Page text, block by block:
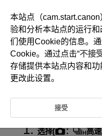
D095-067
高速显示
高速显示可用。显示的响应速
选择[ ： 高
本站点（
验和分析本站点的运行和
们使用Cookie的信息。通
Cookie。通过点击“不接
存储提供本站点内容和
更改此设置。
接受